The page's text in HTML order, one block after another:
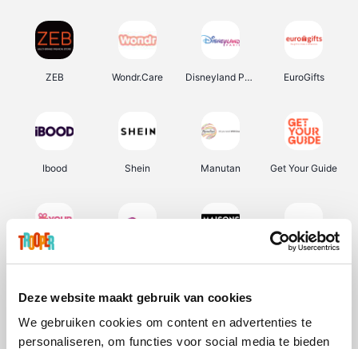
Deze website maakt gebruik van cookies
We gebruiken cookies om content en advertenties te
personaliseren, om functies voor social media te bieden
ZEB Wondr.Care Disneyland Paris EuroGifts
Ibood Shein Manutan Get Your Guide